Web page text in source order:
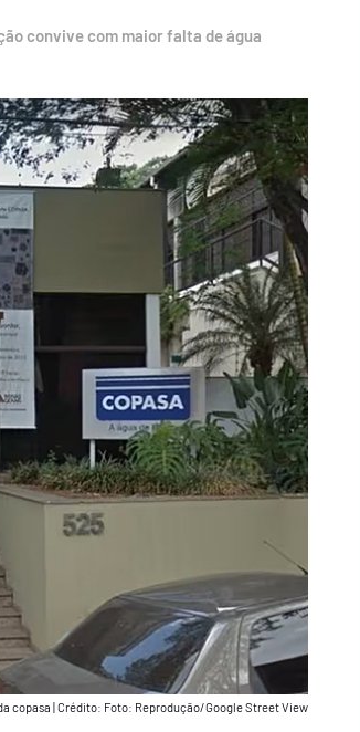
convive com maior falta de água
copasa |Crédito: Foto: Reprodução/Google Street View